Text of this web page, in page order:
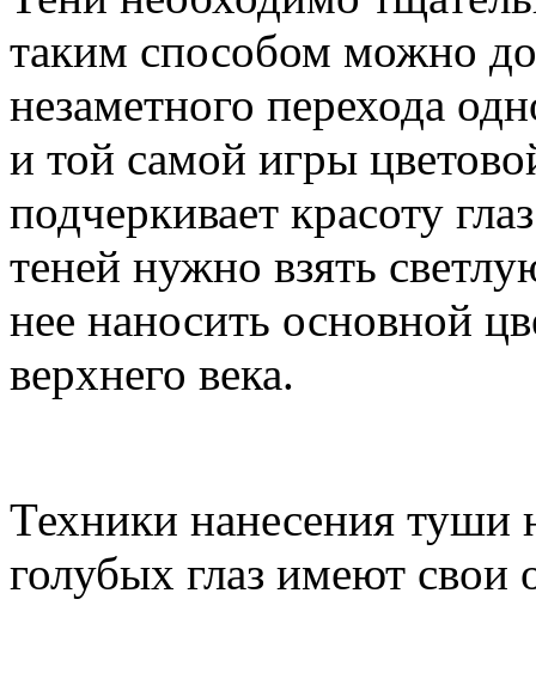
таким способом можно
незаметного перехода
и той самой игры
подчеркивает красоту
теней нужно взять
нее наносить основной
верхнего века.
Техники нанесения туши
голубых глаз имеют свои